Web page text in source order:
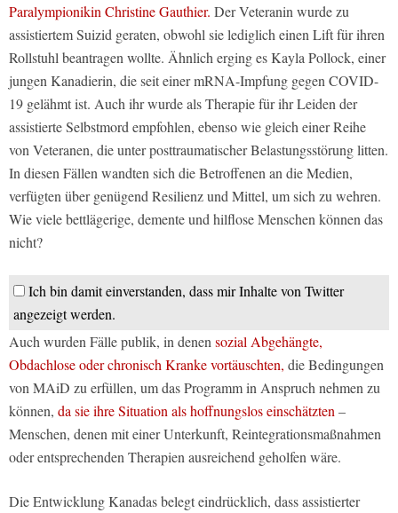
Paralympionikin Christine Gauthier. Der Veteranin wurde zu
assistiertem Suizid geraten, obwohl sie lediglich einen Lift für ihren
Rollstuhl beantragen wollte. Ähnlich erging es Kayla Pollock, einer
jungen Kanadierin, die seit einer mRNA-Impfung gegen COVID-
19 gelähmt ist. Auch ihr wurde als Therapie für ihr Leiden der
assistierte Selbstmord empfohlen, ebenso wie gleich einer Reihe
von Veteranen, die unter posttraumatischer Belastungsstörung litten.
In diesen Fällen wandten sich die Betroffenen an die Medien,
verfügten über genügend Resilienz und Mittel, um sich zu wehren.
Wie viele bettlägerige, demente und hilflose Menschen können das
nicht?
Ich bin damit einverstanden, dass mir Inhalte von Twitter
angezeigt werden.
Auch wurden Fälle publik, in denen sozial Abgehängte,
Obdachlose oder chronisch Kranke vortäuschten, die Bedingungen
von MAiD zu erfüllen, um das Programm in Anspruch nehmen zu
können, da sie ihre Situation als hoffnungslos einschätzten –
Menschen, denen mit einer Unterkunft, Reintegrationsmaßnahmen
oder entsprechenden Therapien ausreichend geholfen wäre.
Die Entwicklung Kanadas belegt eindrücklich, dass assistierter